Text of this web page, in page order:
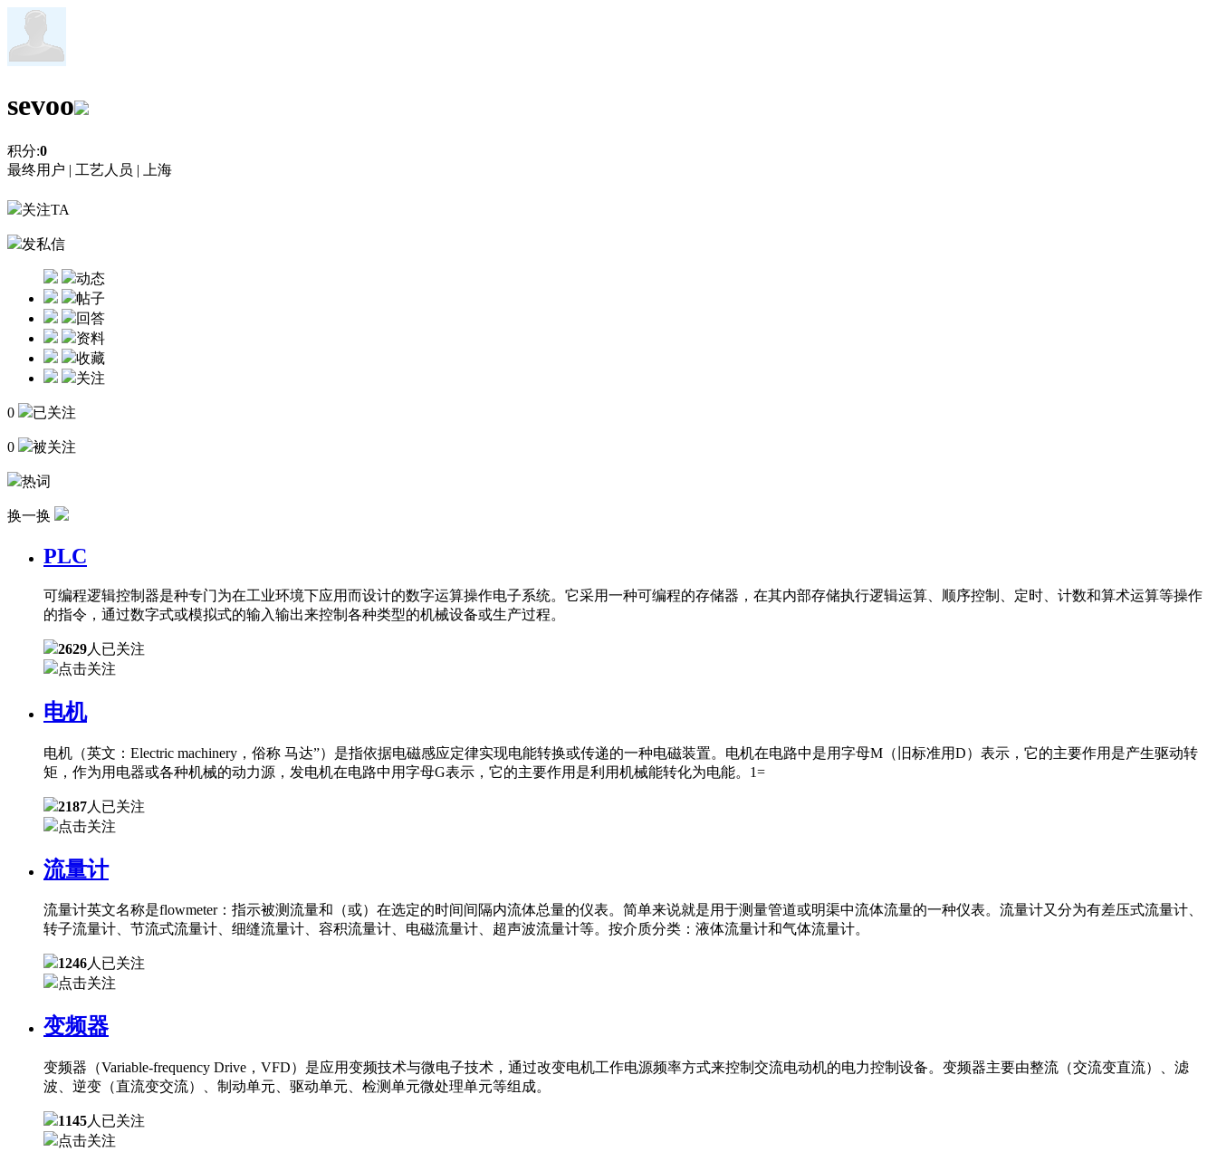
sevoo
积分:0
最终用户 | 工艺人员 | 上海
关注TA
发私信
动态
帖子
回答
资料
收藏
关注
0 已关注
0 被关注
热词
换一换
PLC
可编程逻辑控制器是种专门为在工业环境下应用而设计的数字运算操作电子系统。它采用一种可编程的存储器，在其内部存储执行逻辑运算、顺序控制、定时、计数和算术运算等操作
的指令，通过数字式或模拟式的输入输出来控制各种类型的机械设备或生产过程。
2629人已关注
点击关注
电机
电机（英文：Electric machinery，俗称 马达”）是指依据电磁感应定律实现电能转换或传递的一种电磁装置。电机在电路中是用字母M（旧标准用D）表示，它的主要作用是产生驱动转
矩，作为用电器或各种机械的动力源，发电机在电路中用字母G表示，它的主要作用是利用机械能转化为电能。1=
2187人已关注
点击关注
流量计
流量计英文名称是flowmeter：指示被测流量和（或）在选定的时间间隔内流体总量的仪表。简单来说就是用于测量管道或明渠中流体流量的一种仪表。流量计又分为有差压式流量计、
转子流量计、节流式流量计、细缝流量计、容积流量计、电磁流量计、超声波流量计等。按介质分类：液体流量计和气体流量计。
1246人已关注
点击关注
变频器
变频器（Variable-frequency Drive，VFD）是应用变频技术与微电子技术，通过改变电机工作电源频率方式来控制交流电动机的电力控制设备。变频器主要由整流（交流变直流）、滤
波、逆变（直流变交流）、制动单元、驱动单元、检测单元微处理单元等组成。
1145人已关注
点击关注